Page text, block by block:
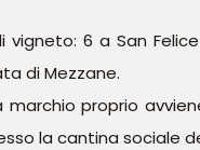
vigneto: 6 a San
di Mezzane.
proprio
la cantina sociale